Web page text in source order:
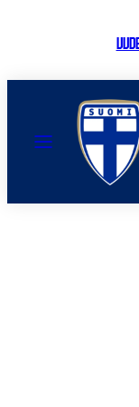
MENU